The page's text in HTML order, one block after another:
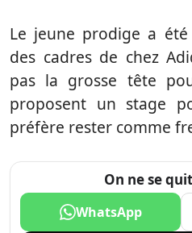
Le jeune prodige a
des cadres de chez
pas la grosse tête
proposent un stage
préfère rester comme
On ne se
WhatsApp